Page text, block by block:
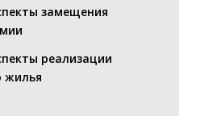
замещения
реализации
жилья